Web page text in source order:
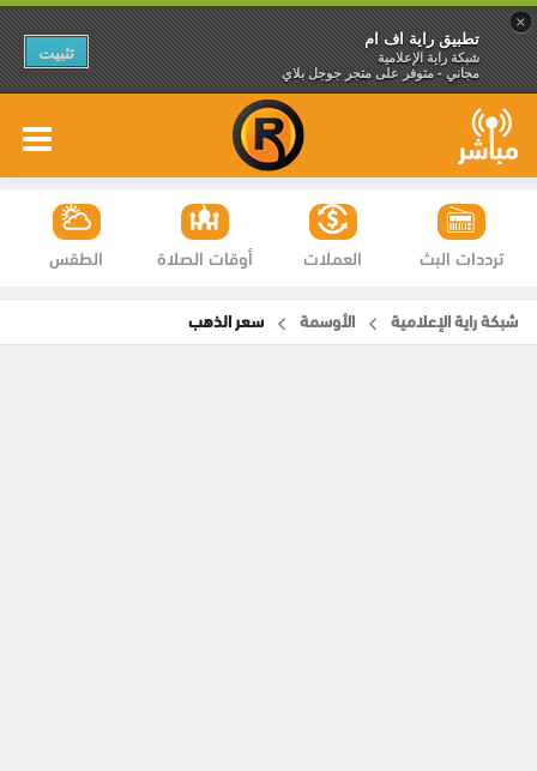
×
تطبيق راية اف ام
شبكة راية الإعلامية
مجاني - متوفر على متجر جوجل بلاي
تثبيت
الطقس أوقات الصلاة العملات ترددات البث
شبكة راية الإعلامية الأوسمة سعر الذهب